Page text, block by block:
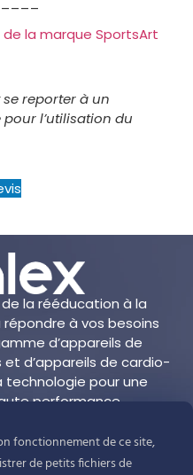
la marque SportsArt
reporter à un
l’utilisation du
la rééducation à la
à vos besoins
d’appareils de
d’appareils de cardio-
technologie pour une
performance.
fonctionnement de ce site,
de petits fichiers de